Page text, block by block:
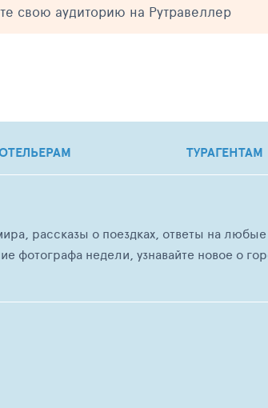
свою аудиторию на Рутравеллер
ТУРАГЕНТАМ
рассказы о поездках, ответы на
фотографа недели, узнавайте новое о